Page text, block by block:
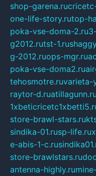
shop-garena.ru
one-life-story.rutop-
poka-vse-doma-2.ru
g2012.rutst-1.ru
g-2012.ruops-mgr.ru
poka-vse-doma2.ru
tehosmotre.ruvarieta-
raytor-d.ruatillagunn.ru
store-brawl-stars.ru
sindika-01.rusp-life.ru
e-abis-1-c.ru
store-brawlstars.ru
antenna-highly.ru